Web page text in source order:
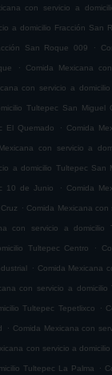
con servicio a
a domicilio Fracción San
San Roque 009 .
. Comida Mexicana
con servicio a
Tultepec San Miguel
El Quemado . Comida
con servicio a
a domicilio Tultepec San
10 de Junio . Comida
. Comida Mexicana
con servicio a domicilio
Tultepec Centro .
. Comida Mexicana
con servicio a
Tultepec Tepetlixco .
. Comida Mexicana con
con servicio a
Tultepec La Palma .